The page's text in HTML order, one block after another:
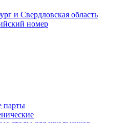
и Свердловская область
номер
парты